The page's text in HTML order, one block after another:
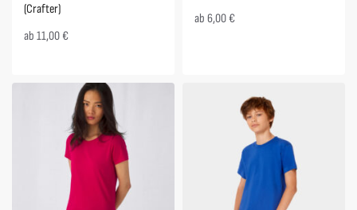
(Crafter)
ab 11,00 €
ab 6,00 €